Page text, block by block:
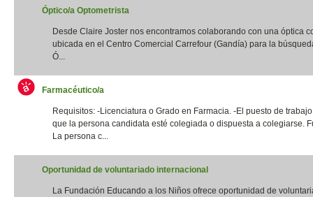
Óptico/a Optometrista
Desde Claire Joster nos encontramos colaborando con una óptica
ubicada en el Centro Comercial Carrefour (Gandía) para la
Ó...
Farmacéutico/a
Requisitos: -Licenciatura o Grado en Farmacia. -El puesto de
que la persona candidata esté colegiada o dispuesta a colegiarse.
La persona c...
Oportunidad de voluntariado internacional
La Fundación Educando a los Niños ofrece oportunidad de